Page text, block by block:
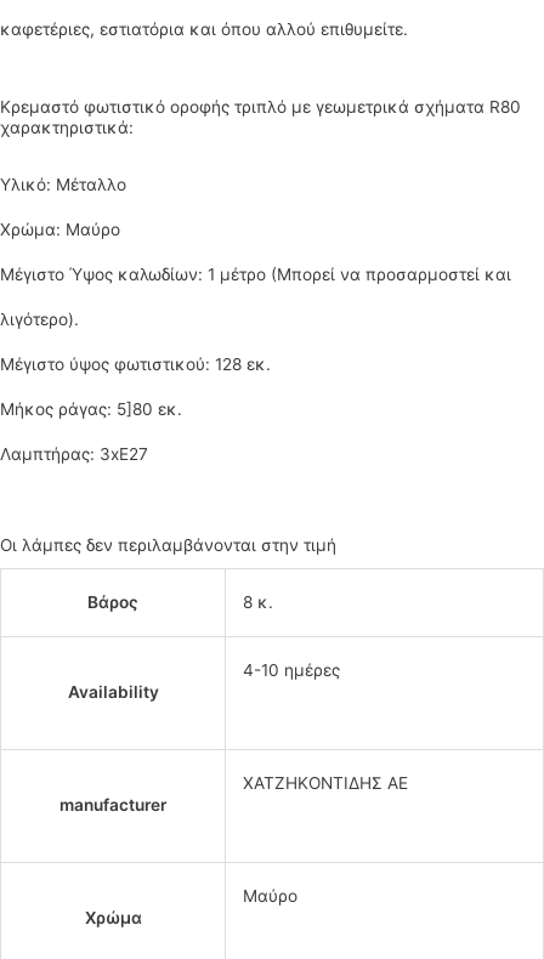
καφετέριες, εστιατόρια και όπου αλλού επιθυμείτε.
Κρεμαστό φωτιστικό οροφής τριπλό με γεωμετρικά σχήματα R80
χαρακτηριστικά:
Υλικό: Μέταλλο
Χρώμα: Μαύρο
Μέγιστο Ύψος καλωδίων: 1 μέτρο (Μπορεί να προσαρμοστεί και
λιγότερο).
Μέγιστο ύψος φωτιστικού: 128 εκ.
Μήκος ράγας: 5]80 εκ.
Λαμπτήρας: 3xE27
Οι λάμπες δεν περιλαμβάνονται στην τιμή
Βάρος 8 κ.
Availability
4-10 ημέρες
manufacturer
ΧΑΤΖΗΚΟΝΤΙΔΗΣ ΑΕ
Χρώμα
Μαύρο